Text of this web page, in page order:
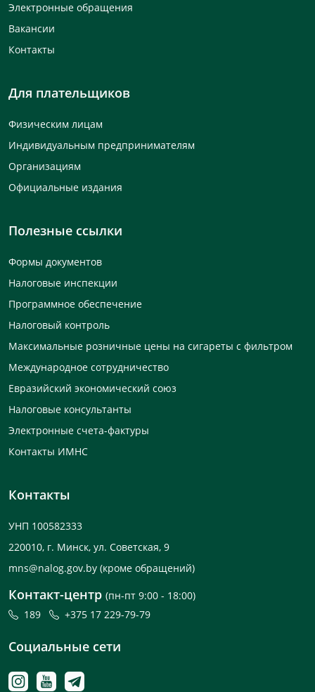
Электронные обращения
Вакансии
Контакты
Для плательщиков
Физическим лицам
Индивидуальным предпринимателям
Организациям
Официальные издания
Полезные ссылки
Формы документов
Налоговые инспекции
Программное обеспечение
Налоговый контроль
Максимальные розничные цены на сигареты с фильтром
Международное сотрудничество
Евразийский экономический союз
Налоговые консультанты
Электронные счета-фактуры
Контакты ИМНС
Контакты
УНП 100582333
220010, г. Минск, ул. Советская, 9
mns@nalog.gov.by (кроме обращений)
Контакт-центр (пн-пт 9:00 - 18:00)
189
+375 17 229-79-79
Социальные сети